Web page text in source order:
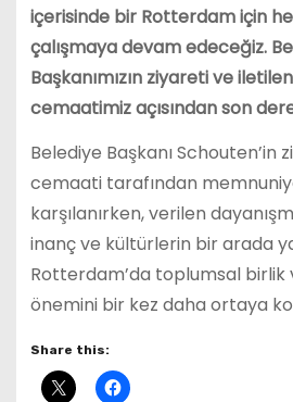
içerisinde bir Rotterdam için
çalışmaya devam edeceğiz.
Başkanımızın ziyareti ve
cemaatimiz açısından son
Belediye Başkanı Schouten’in
cemaati tarafından
karşılanırken, verilen
inanç ve kültürlerin bir arada
Rotterdam’da toplumsal
önemini bir kez daha ortaya
Share this: